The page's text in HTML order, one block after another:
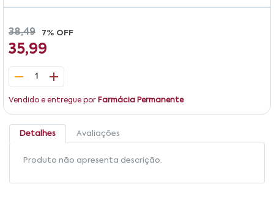
38,49 7% OFF
35,99
1
Vendido e entregue por Farmácia Permanente
Detalhes Avaliações
Produto não apresenta descrição.